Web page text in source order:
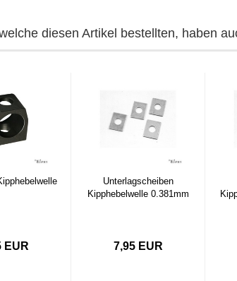
diesen Artikel bestellten, haben
EUR
Unterlagscheiben
Kipphebelwelle 0.381mm
7,95 EUR